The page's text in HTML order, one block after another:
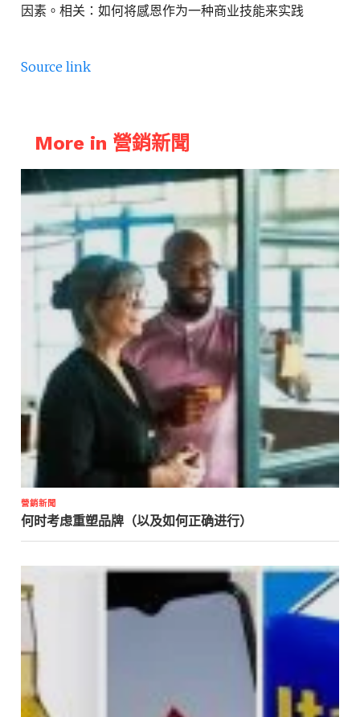
因素。相关：如何将感恩作为一种商业技能来实践
Source link
More in 營銷新聞
營銷新聞
何时考虑重塑品牌（以及如何正确进行）